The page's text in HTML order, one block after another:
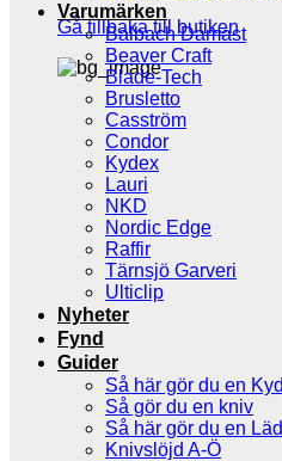
Gå tillbaka till butiken
Varumärken
Balbach Damast
Beaver Craft
Blade-Tech
Brusletto
Casström
Condor
Kydex
Lauri
NKD
Nordic Edge
Raffir
Tärnsjö Garveri
Ulticlip
Nyheter
Fynd
Guider
Så här gör du en
Så gör du en kniv
Så här gör du en
Knivslöjd A-Ö